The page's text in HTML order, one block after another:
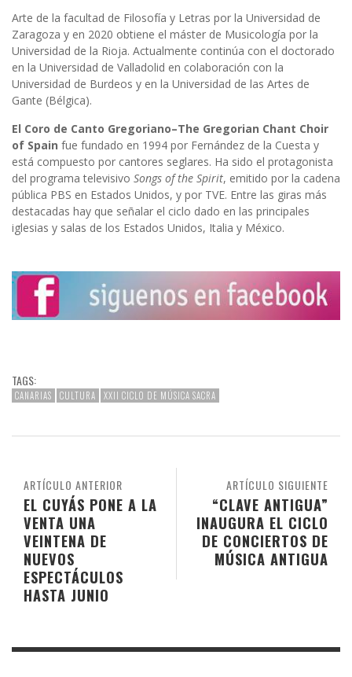
Arte de la facultad de Filosofía y Letras por la Universidad de
Zaragoza y en 2020 obtiene el máster de Musicología por la
Universidad de la Rioja. Actualmente continúa con el doctorado
en la Universidad de Valladolid en colaboración con la
Universidad de Burdeos y en la Universidad de las Artes de
Gante (Bélgica).
El Coro de Canto Gregoriano–The Gregorian Chant Choir
of Spain fue fundado en 1994 por Fernández de la Cuesta y
está compuesto por cantores seglares. Ha sido el protagonista
del programa televisivo Songs of the Spirit, emitido por la cadena
pública PBS en Estados Unidos, y por TVE. Entre las giras más
destacadas hay que señalar el ciclo dado en las principales
iglesias y salas de los Estados Unidos, Italia y México.
TAGS:
CANARIAS CULTURA XXII CICLO DE MÚSICA SACRA
ARTÍCULO SIGUIENTE
“CLAVE ANTIGUA”
INAUGURA EL CICLO
DE CONCIERTOS DE
MÚSICA ANTIGUA
ARTÍCULO ANTERIOR
EL CUYÁS PONE A LA
VENTA UNA
VEINTENA DE
NUEVOS
ESPECTÁCULOS
HASTA JUNIO